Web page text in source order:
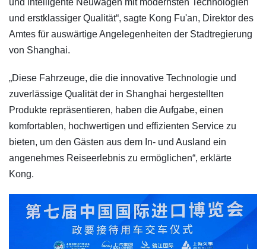
und intelligente Neuwagen mit modernsten Technologien
und erstklassiger Qualität“, sagte Kong Fu'an, Direktor des
Amtes für auswärtige Angelegenheiten der Stadtregierung
von Shanghai.
„Diese Fahrzeuge, die die innovative Technologie und
zuverlässige Qualität der in Shanghai hergestellten
Produkte repräsentieren, haben die Aufgabe, einen
komfortablen, hochwertigen und effizienten Service zu
bieten, um den Gästen aus dem In- und Ausland ein
angenehmes Reiseerlebnis zu ermöglichen“, erklärte
Kong.